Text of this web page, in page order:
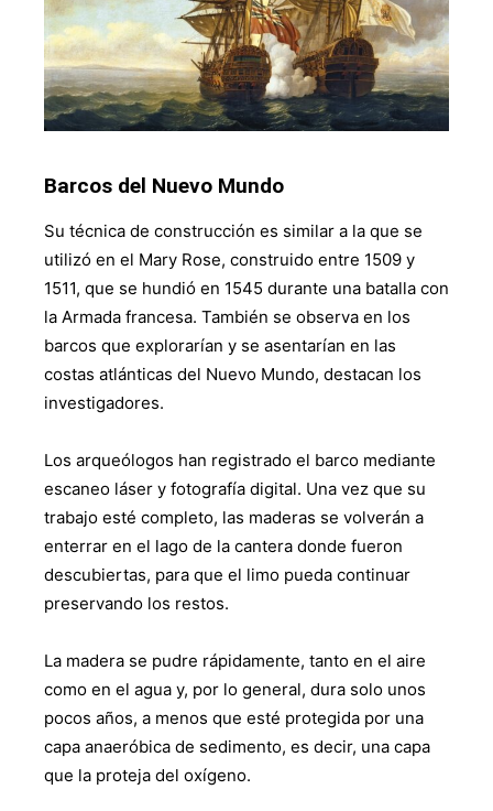
Barcos del Nuevo Mundo
Su técnica de construcción es similar a la que se
utilizó en el Mary Rose, construido entre 1509 y
1511, que se hundió en 1545 durante una batalla con
la Armada francesa. También se observa en los
barcos que explorarían y se asentarían en las
costas atlánticas del Nuevo Mundo, destacan los
investigadores.
Los arqueólogos han registrado el barco mediante
escaneo láser y fotografía digital. Una vez que su
trabajo esté completo, las maderas se volverán a
enterrar en el lago de la cantera donde fueron
descubiertas, para que el limo pueda continuar
preservando los restos.
La madera se pudre rápidamente, tanto en el aire
como en el agua y, por lo general, dura solo unos
pocos años, a menos que esté protegida por una
capa anaeróbica de sedimento, es decir, una capa
que la proteja del oxígeno.